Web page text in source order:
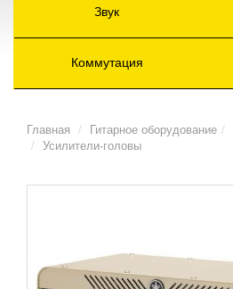
Звук
Коммутация
Главная Гитарное оборудование
Усилители-головы